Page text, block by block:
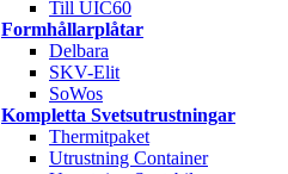
Till UIC60
Formhållarplåtar
Delbara
SKV-Elit
SoWos
Kompletta Svetsutrustningar
Thermitpaket
Utrustning Container